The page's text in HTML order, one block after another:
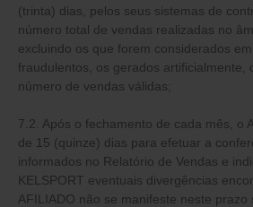
(trinta) dias, pelos seus sistemas de
número total de vendas realizadas no
excluindo os que forem considerados
fraudulentos, os gerados artificialmente,
número de vendas válidas;
7.2. Após o fechamento de cada mês, o
de 15 (quinze) dias para efetuar a
informados no Relatório de Vendas e
KELSPORT eventuais divergências
AFILIADO não se manifeste neste prazo